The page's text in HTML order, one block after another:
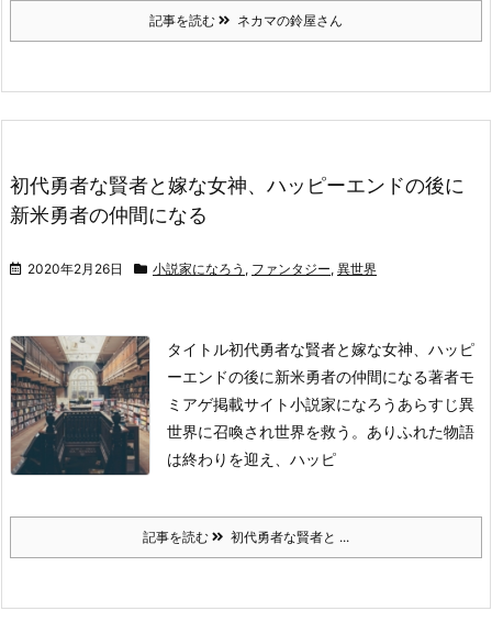
記事を読む ネカマの鈴屋さん
初代勇者な賢者と嫁な女神、ハッピーエンドの後に
新米勇者の仲間になる
2020年2月26日 小説家になろう , ファンタジー, 異世界
タイトル初代勇者な賢者と嫁な女神、ハッピ
ーエンドの後に新米勇者の仲間になる著者モ
ミアゲ掲載サイト小説家になろう あらすじ異
世界に召喚され世界を救う。ありふれた物語
は終わりを迎え、ハッピ
記事を読む 初代勇者な賢者と ...